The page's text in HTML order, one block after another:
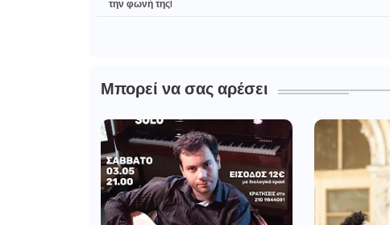
την φωνή της!
Μπορεί να σας αρέσει